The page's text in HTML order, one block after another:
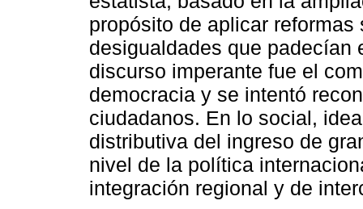
propósito de aplicar
desigualdades que
discurso imperante fue el
democracia y se intentó
ciudadanos. En lo social,
distributiva del ingreso de
nivel de la política
integración regional y de